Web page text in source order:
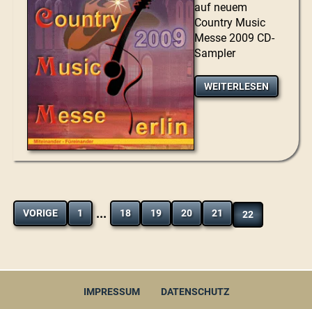
auf neuem
Country Music
Messe 2009 CD-
Sampler
WEITERLESEN
VORIGE 1 ... 18 19 20 21 22
IMPRESSUM DATENSCHUTZ